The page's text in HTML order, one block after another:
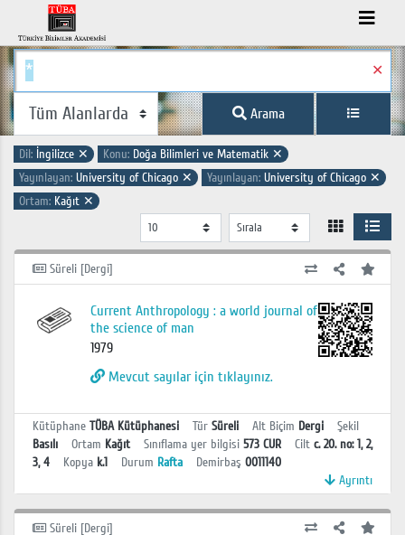
✕
Arama
Dil: İngilizce ✕ Konu: Doğa Bilimleri ve Matematik ✕
Yayınlayan: University of Chicago ✕ Yayınlayan: University of Chicago ✕
Ortam: Kağıt ✕
Süreli [Dergi]
Current Anthropology : a world journal of
the science of man
1979
Mevcut sayılar için tıklayınız.
Kütüphane TÜBA Kütüphanesi Tür Süreli Alt Biçim Dergi
Şekil
Basılı
Ortam Kağıt Sınıflama yer bilgisi 573 CUR Cilt c. 20. no: 1, 2,
3, 4
Kopya k.1 Durum Rafta Demirbaş 0011140
Ayrıntı
Süreli [Dergi]